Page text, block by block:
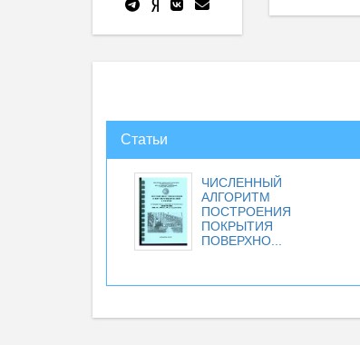
Статьи
ЧИСЛЕННЫЙ
АЛГОРИТМ
ПОСТРОЕНИЯ
ПОКРЫТИЯ
ПОВЕРХНО...